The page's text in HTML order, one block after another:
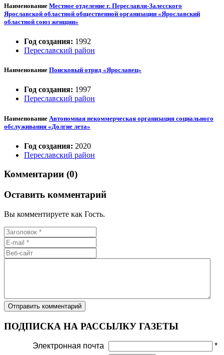
Наименование Местное отделение г. Переславля-Залесского
Ярославской областной общественной организации «Ярославский
областной союз женщин»
Год создания: 1992
Переславский район
Наименование Поисковый отряд «Ярославец»
Год создания: 1997
Переславский район
Наименование Автономная некоммерческая организация социального
обслуживания «Долгие лета»
Год создания: 2020
Переславский район
Комментарии (0)
Оставить комментарий
Вы комментируете как Гость.
ПОДПИСКА НА РАССЫЛКУ ГАЗЕТЫ
Электронная почта *